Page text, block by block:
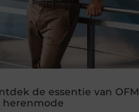
de essentie van OFM
herenmode